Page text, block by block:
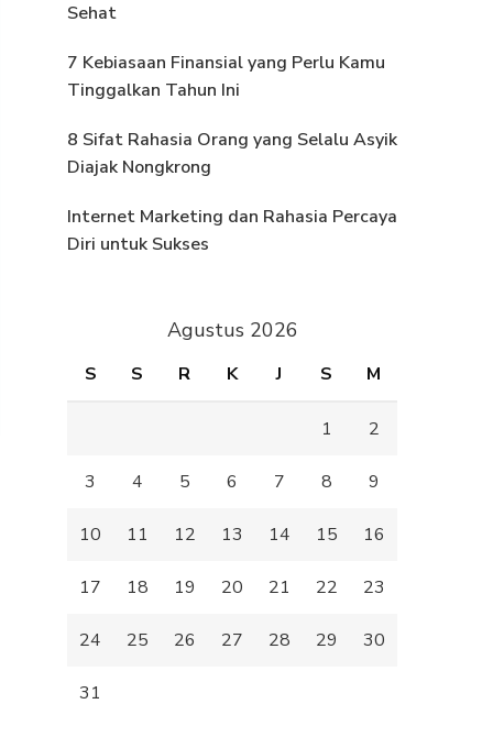
Sehat
7 Kebiasaan Finansial yang Perlu Kamu
Tinggalkan Tahun Ini
8 Sifat Rahasia Orang yang Selalu Asyik
Diajak Nongkrong
Internet Marketing dan Rahasia Percaya
Diri untuk Sukses
Agustus 2026
S S R K J S M
1 2
3 4 5 6 7 8 9
10 11 12 13 14 15 16
17 18 19 20 21 22 23
24 25 26 27 28 29 30
31